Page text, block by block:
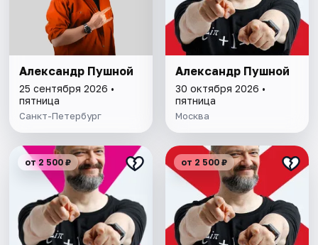
Александр Пушной
25 сентября 2026 •
пятница
Санкт-Петербург
Александр Пушной
30 октября 2026 •
пятница
Москва
от 2 500 ₽ от 2 500 ₽